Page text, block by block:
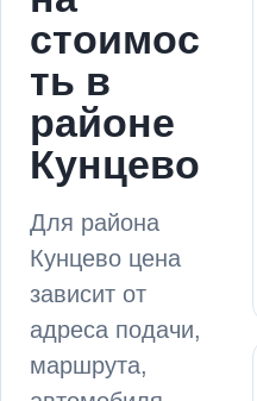
стоимос
ть в
районе
Кунцево
Для района
Кунцево цена
зависит от
адреса подачи,
маршрута,